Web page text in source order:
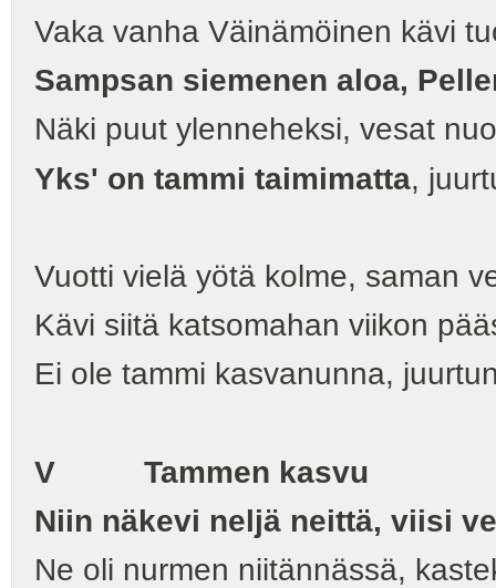
Vaka vanha Väinämöinen kävi
Sampsan siemenen aloa,
Näki puut ylenneheksi, vesat
Yks' on tammi taimimatta,
Vuotti vielä yötä kolme, saman
Kävi siitä katsomahan viikon
Ei ole tammi kasvanunna,
V Tammen kasvu
Niin näkevi neljä neittä, viisi
Ne oli nurmen niitännässä,